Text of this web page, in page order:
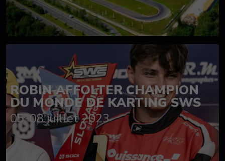
ROBIN AFFOLTER CHAMPION
DU MONDE DE KARTING SWS
05-08 juillet 2023